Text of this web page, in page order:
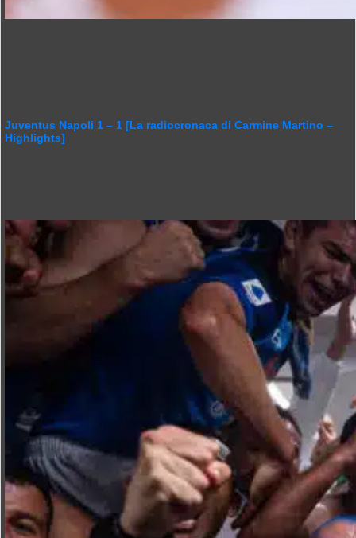
Juventus Napoli 1 – 1 [La radiocronaca di Carmine Martino –
Highlights]